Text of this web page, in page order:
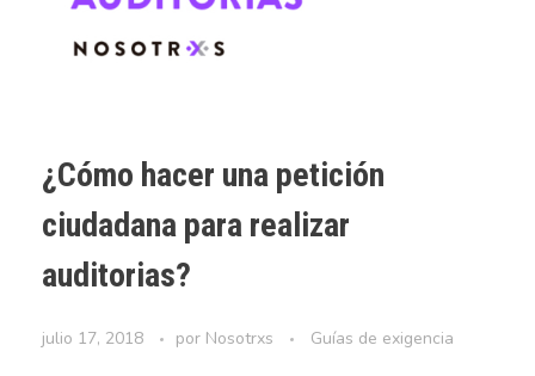
¿Cómo hacer una petición
ciudadana para realizar
auditorias?
julio 17, 2018 por Nosotrxs Guías de exigencia